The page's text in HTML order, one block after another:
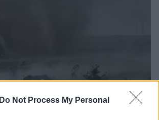
Do Not Process My Personal